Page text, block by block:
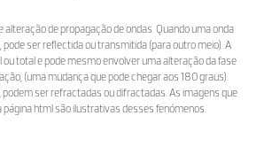
alteração de propagação de ondas. Quando uma onda
ser reflectida ou transmitida (para outro meio). A
ou total e pode mesmo envolver uma alteração da fase
(uma mudança que pode chegar aos 180 graus).
podem ser refractadas ou difractadas. As imagens que
html são ilustrativas desses fenómenos.